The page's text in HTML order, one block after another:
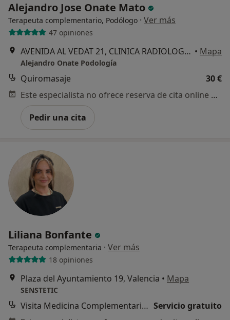
Alejandro Jose Onate Mato
Terapeuta complementario, Podólogo · Ver más
47 opiniones
AVENIDA AL VEDAT 21, CLINICA RADIOLOGICA, PLANTA BAJA, MONTECARLO, Torrent • Mapa
Alejandro Onate Podología
Quiromasaje
30 €
Este especialista no ofrece reserva de cita online en esta dirección.
Pedir una cita
Liliana Bonfante
Terapeuta complementaria · Ver más
18 opiniones
Plaza del Ayuntamiento 19, Valencia • Mapa
SENSTETIC
Visita Medicina Complementaria y terapias alternativas Servicio gratuito